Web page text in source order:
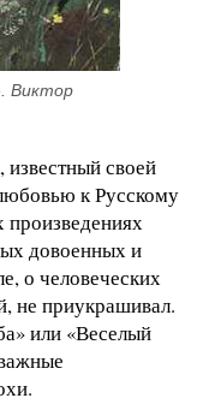
Виктор
своей
к Русскому
произведениях
довоенных и
о человеческих
не приукрашивал.
или «Веселый